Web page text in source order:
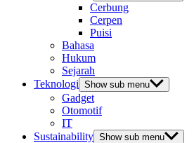
Cerbung
Cerpen
Puisi
Bahasa
Hukum
Sejarah
Teknologi Show sub menu
Gadget
Otomotif
IT
Sustainability Show sub menu